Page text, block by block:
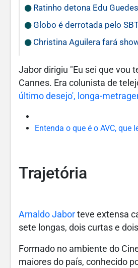
Ratinho detona Edu
Globo é derrotada pelo
Christina Aguilera fará
Jabor dirigiu "Eu sei que vou
Cannes. Era colunista de
último desejo', longa-
Entenda o que é o AVC,
Trajetória
Arnaldo Jabor teve extensa
sete longas, dois curtas e
Formado no ambiente do
maiores do país, conhecido